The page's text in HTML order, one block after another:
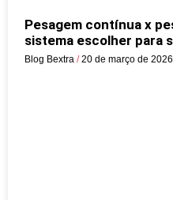
Pesagem contínua x
sistema escolher para
Blog Bextra 20 de março de 2026